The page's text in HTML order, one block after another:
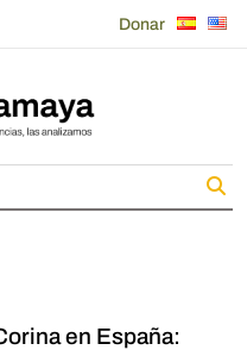
Donar
en España: